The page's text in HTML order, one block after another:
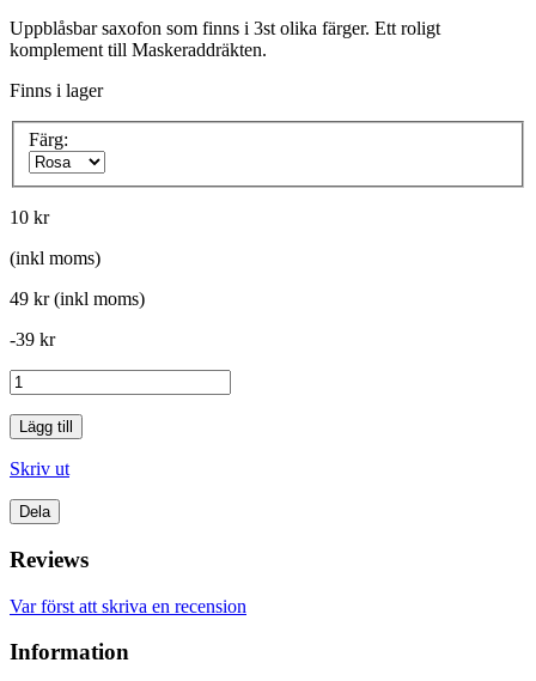
Uppblåsbar saxofon som finns i 3st olika färger. Ett roligt
komplement till Maskeraddräkten.
Finns i lager
Färg:
10 kr
(inkl moms)
49 kr(inkl moms)
-39 kr
Lägg till
Skriv ut
Dela
Reviews
Var först att skriva en recension
Information